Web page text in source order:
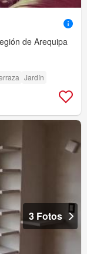
de Arequipa
Jardín
3 Fotos